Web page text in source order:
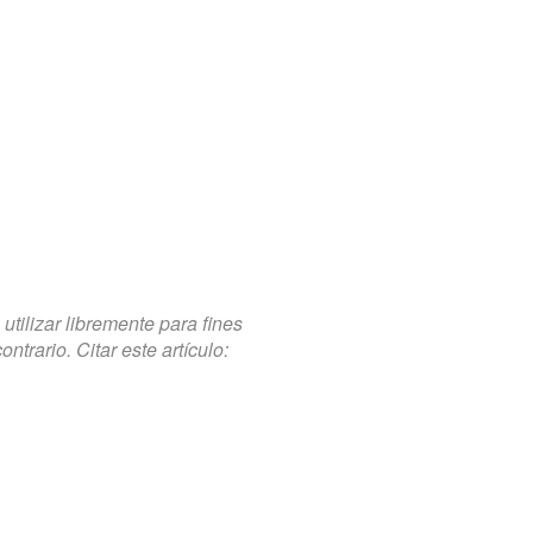
libremente para fines
Citar este artículo: